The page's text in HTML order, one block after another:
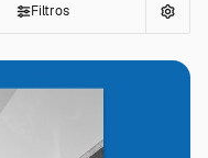
Filtros